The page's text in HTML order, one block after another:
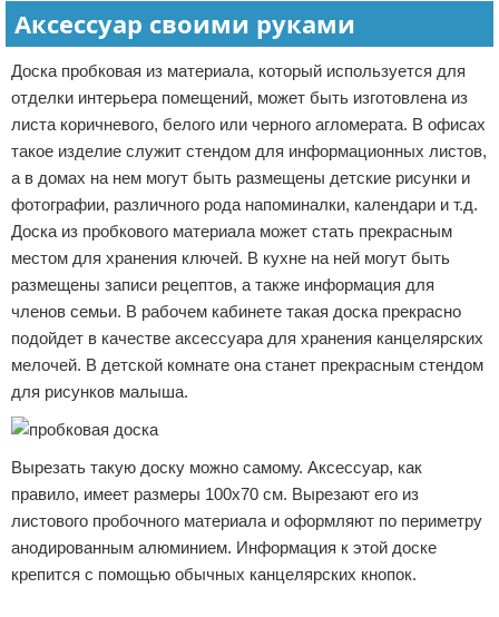
Аксессуар своими руками
Доска пробковая из материала, который используется для
отделки интерьера помещений, может быть изготовлена из
листа коричневого, белого или черного агломерата. В офисах
такое изделие служит стендом для информационных листов,
а в домах на нем могут быть размещены детские рисунки и
фотографии, различного рода напоминалки, календари и т.д.
Доска из пробкового материала может стать прекрасным
местом для хранения ключей. В кухне на ней могут быть
размещены записи рецептов, а также информация для
членов семьи. В рабочем кабинете такая доска прекрасно
подойдет в качестве аксессуара для хранения канцелярских
мелочей. В детской комнате она станет прекрасным стендом
для рисунков малыша.
Вырезать такую доску можно самому. Аксессуар, как
правило, имеет размеры 100х70 см. Вырезают его из
листового пробочного материала и оформляют по периметру
анодированным алюминием. Информация к этой доске
крепится с помощью обычных канцелярских кнопок.